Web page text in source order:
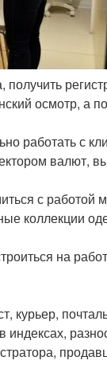
осмотр, а
работать с
валют,
с работой
коллекции
на
курьер,